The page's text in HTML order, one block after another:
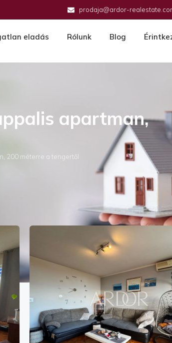
prodaja@ardor-
eladás Rólunk Blog
apartman,
200 méterre a tengertől